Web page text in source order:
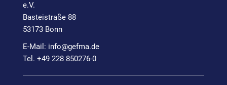
e.V.
Basteistraße 88
53173 Bonn
E-Mail: info@gefma.de
Tel. +49 228 850276-0